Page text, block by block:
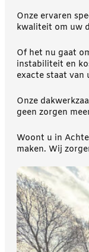
Onze ervaren
kwaliteit om uw
Of het nu gaat
instabiliteit en
exacte staat van
Onze
geen zorgen
Woont u in
maken. Wij